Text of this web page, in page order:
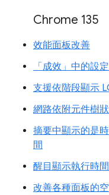
Chrome 135
效能面板改善
「成效」中的設
支援依階段顯示
網路依附元件樹
摘要中顯示的是
間
醒目顯示執行時
改善各種面板的